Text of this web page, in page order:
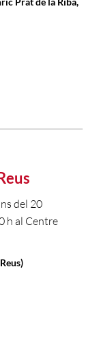
del 20
h al Centre